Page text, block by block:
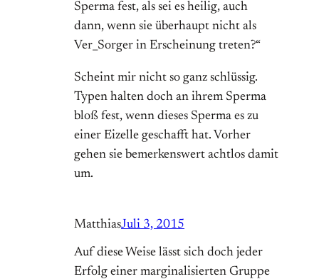
Sperma fest, als sei es heilig, auch
dann, wenn sie überhaupt nicht als
Ver_Sorger in Erscheinung treten?“
Scheint mir nicht so ganz schlüssig.
Typen halten doch an ihrem Sperma
bloß fest, wenn dieses Sperma es zu
einer Eizelle geschafft hat. Vorher
gehen sie bemerkenswert achtlos damit
um.
MatthiasJuli 3, 2015
Auf diese Weise lässt sich doch jeder
Erfolg einer marginalisierten Gruppe